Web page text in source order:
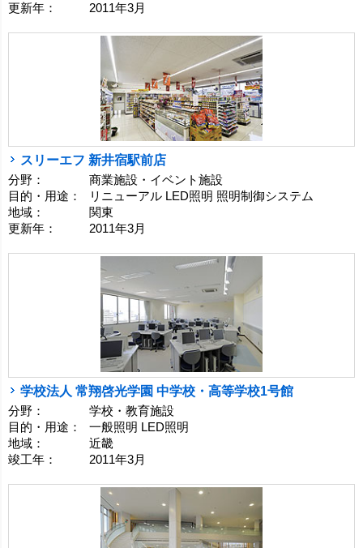
更新年：
2011年3月
スリーエフ 新井宿駅前店
分野：
商業施設・イベント施設
目的・用途：
リニューアル LED照明 照明制御システム
地域：
関東
更新年：
2011年3月
学校法人 常翔啓光学園 中学校・高等学校1号館
分野：
学校・教育施設
目的・用途：
一般照明 LED照明
地域：
近畿
竣工年：
2011年3月